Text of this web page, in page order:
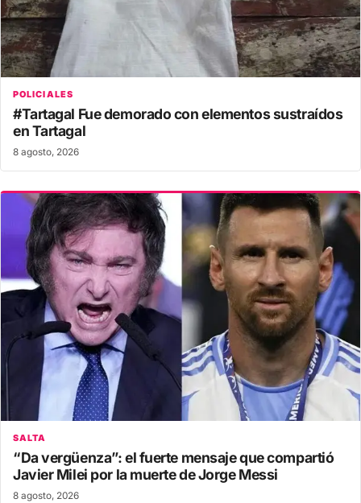
POLICIALES
#Tartagal Fue demorado con elementos sustraídos
en Tartagal
8 agosto, 2026
SALTA
“Da vergüenza”: el fuerte mensaje que compartió
Javier Milei por la muerte de Jorge Messi
8 agosto, 2026